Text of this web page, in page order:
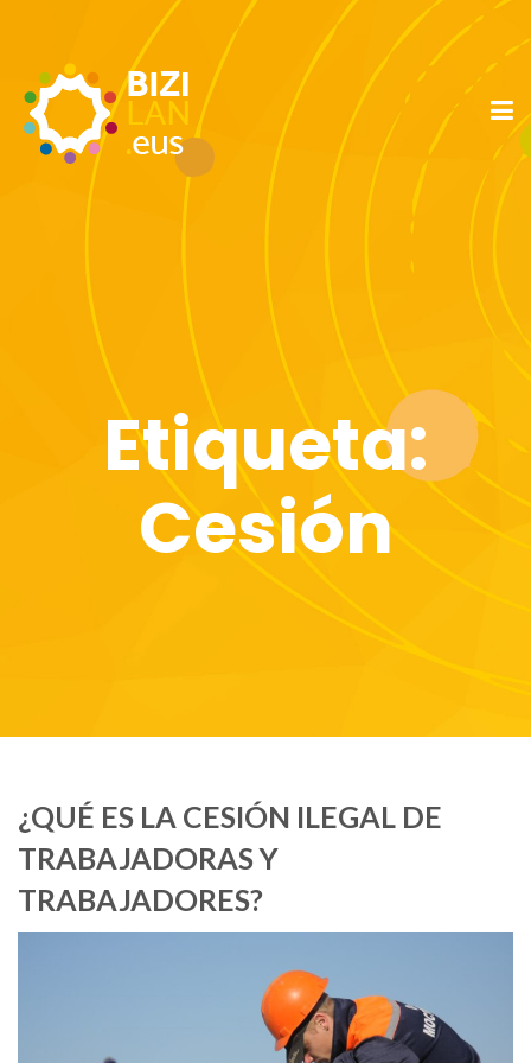
Etiqueta:
Cesión
¿QUÉ ES LA CESIÓN ILEGAL DE
TRABAJADORAS Y
TRABAJADORES?